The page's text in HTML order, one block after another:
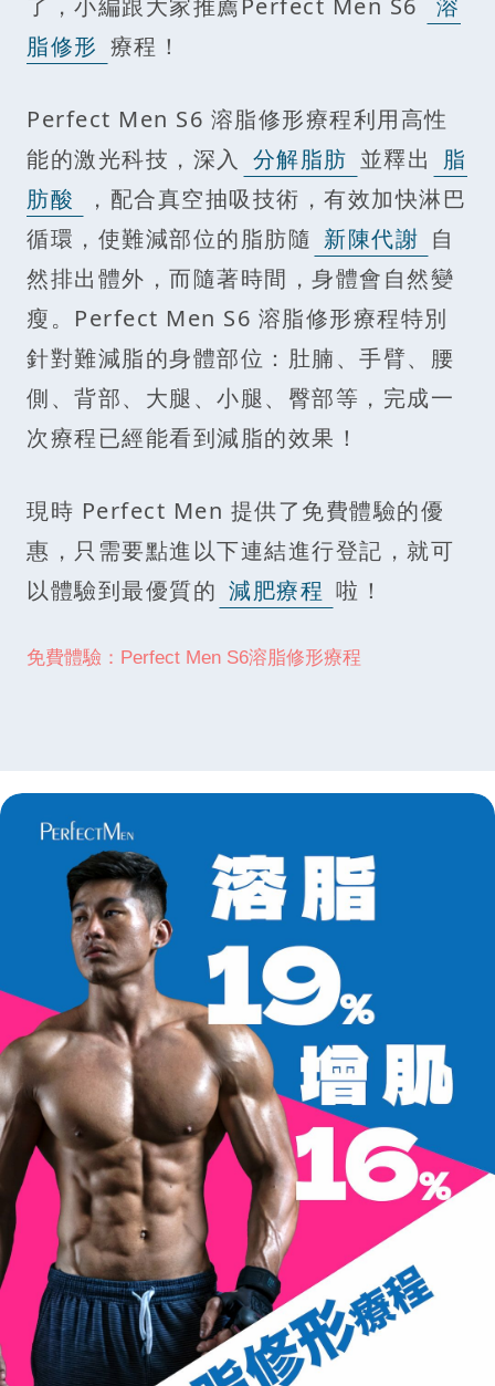
脂修形 療程！
Perfect Men S6 溶脂修形療程利用高性
能的激光科技，深入 分解脂肪 並釋出
脂
肪酸
，配合真空抽吸技術，有效加快淋巴
循環，使難減部位的脂肪隨 新陳代謝 自
然排出體外，而隨著時間，身體會自然變
瘦。Perfect Men S6 溶脂修形療程特別
針對難減脂的身體部位：肚腩、手臂、腰
側、背部、大腿、小腿、臀部等，完成一
次療程已經能看到減脂的效果！
現時 Perfect Men 提供了免費體驗的優
惠，只需要點進以下連結進行登記，就可
以體驗到最優質的 減肥療程 啦！
免費體驗：Perfect Men S6溶脂修形療程